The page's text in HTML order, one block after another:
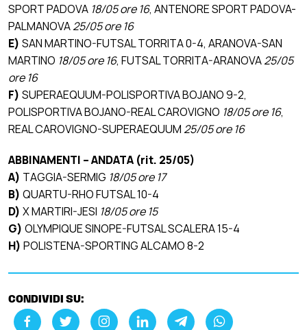
SPORT PADOVA 18/05 ore 16, ANTENORE SPORT PADOVA-
PALMANOVA25/05 ore 16
E) SAN MARTINO-FUTSAL TORRITA 0-4, ARANOVA-SAN
MARTINO 18/05 ore 16, FUTSAL TORRITA-ARANOVA25/05
ore 16
F) SUPERAEQUUM-POLISPORTIVA BOJANO 9-2,
POLISPORTIVA BOJANO-REAL CAROVIGNO 18/05 ore 16,
REAL CAROVIGNO-SUPERAEQUUM 25/05 ore 16
ABBINAMENTI – ANDATA (rit. 25/05)
A) TAGGIA-SERMIG 18/05 ore 17
B) QUARTU-RHO FUTSAL 10-4
D) X MARTIRI-JESI 18/05 ore 15
G) OLYMPIQUE SINOPE-FUTSAL SCALERA 15-4
H) POLISTENA-SPORTING ALCAMO 8-2
CONDIVIDI SU: